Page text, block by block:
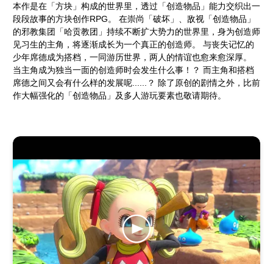
本作是在「方块」构成的世界里，透过「创造物品」能力交织出一
段段故事的方块创作RPG。 在崇尚「破坏」、敌视「创造物品」
的邪教集团「哈贡教团」持续不断扩大势力的世界里，身为创造师
见习生的主角，将逐渐成长为一个真正的创造师。 与丧失记忆的
少年席德成为搭档，一同游历世界，两人的情谊也愈来愈深厚。
当主角成为独当一面的创造师时会发生什么事！？ 而主角和搭档
席德之间又会有什么样的发展呢......？ 除了原创的剧情之外，比前
作大幅强化的「创造物品」及多人游玩要素也敬请期待。